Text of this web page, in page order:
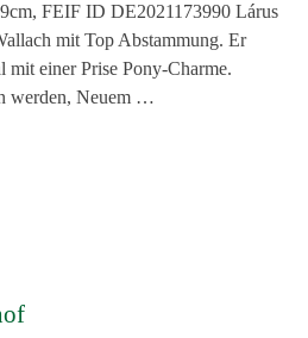
FEIF ID DE2021173990 Lárus
mit Top Abstammung. Er
mit einer Prise Pony-Charme.
werden, Neuem …